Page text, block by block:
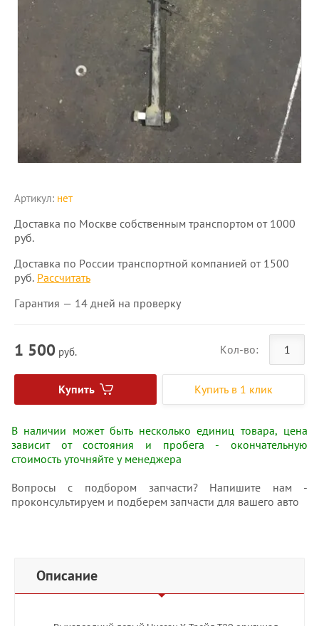
Артикул: нет
Доставка по Москве собственным транспортом от 1000
руб.
Доставка по России транспортной компанией от 1500
руб. Рассчитать
Гарантия — 14 дней на проверку
1 500 руб. Кол-во:
Купить Купить в 1 клик
В наличии может быть несколько единиц товара, цена
зависит от состояния и пробега - окончательную
стоимость уточняйте у менеджера
Вопросы с подбором запчасти? Напишите нам -
проконсультируем и подберем запчасти для вашего авто
Описание